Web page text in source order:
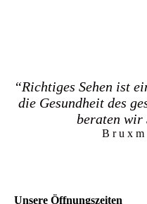
“Richtiges Sehen ist
die Gesundheit des
beraten wir
B r u x
Unsere Öffnungszeiten